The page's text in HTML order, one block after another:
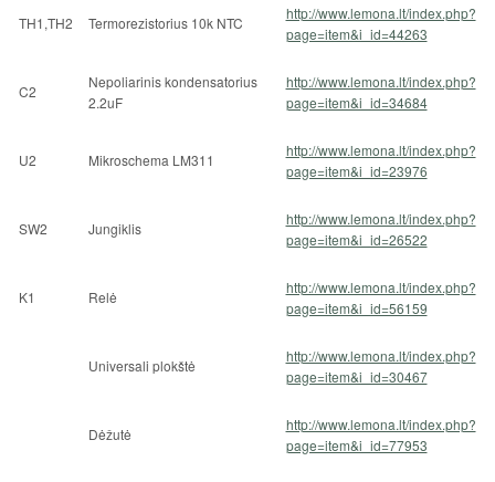
TH1,TH2 Termorezistorius 10k NTC
http://www.lemona.lt/index.php?
page=item&i_id=44263
C2
Nepoliarinis kondensatorius
2.2uF
http://www.lemona.lt/index.php?
page=item&i_id=34684
U2 Mikroschema LM311
http://www.lemona.lt/index.php?
page=item&i_id=23976
SW2 Jungiklis
http://www.lemona.lt/index.php?
page=item&i_id=26522
K1 Relė
http://www.lemona.lt/index.php?
page=item&i_id=56159
Universali plokštė
http://www.lemona.lt/index.php?
page=item&i_id=30467
Dėžutė
http://www.lemona.lt/index.php?
page=item&i_id=77953